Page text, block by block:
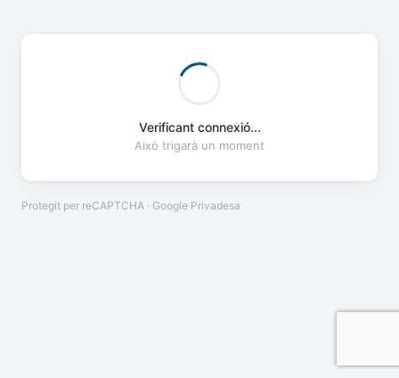
Verificant connexió...
Això trigarà un moment
Protegit per reCAPTCHA · Google Privadesa